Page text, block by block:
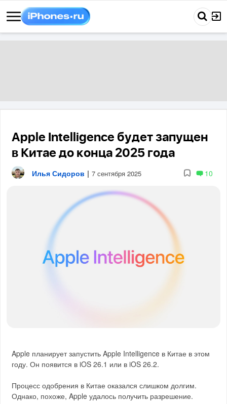
Apple Intelligence будет запущен
в Китае до конца 2025 года
Илья Сидоров | 7 сентября 2025 10
Apple планирует запустить Apple Intelligence в Китае в этом
году. Он появится в iOS 26.1 или в iOS 26.2.
Процесс одобрения в Китае оказался слишком долгим.
Однако, похоже, Apple удалось получить разрешение.